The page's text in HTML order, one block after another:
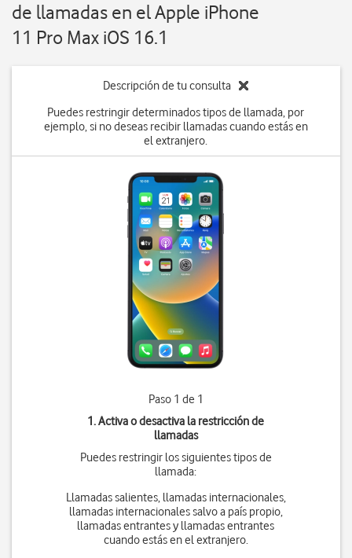
de llamadas en el Apple iPhone
11 Pro Max iOS 16.1
Descripción de tu consulta
Puedes restringir determinados tipos de llamada, por
ejemplo, si no deseas recibir llamadas cuando estás en
el extranjero.
Paso 1 de 1
1. Activa o desactiva la restricción de
llamadas
Puedes restringir los siguientes tipos de
llamada:
Llamadas salientes, llamadas internacionales,
llamadas internacionales salvo a país propio,
llamadas entrantes y llamadas entrantes
cuando estás en el extranjero.